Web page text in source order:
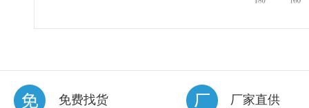
免费找货 厂家直供